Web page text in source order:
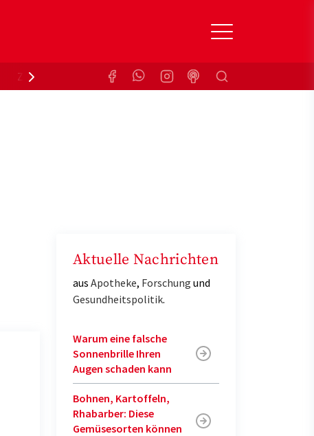
Zuzahlungsbefreiung KrankenkasseSuchen
Aktuelle Nachrichten
aus Apotheke, Forschung und
Gesundheitspolitik.
Warum eine falsche
Sonnenbrille Ihren
Augen schaden kann
Bohnen, Kartoffeln,
Rhabarber: Diese
Gemüsesorten können